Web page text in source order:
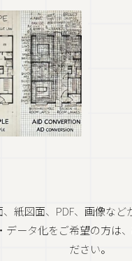
紙図面、PDF、画像など
データ化をご希望の方は
ださい。